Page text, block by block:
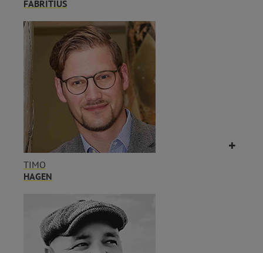
FABRITIUS
TIMO
HAGEN